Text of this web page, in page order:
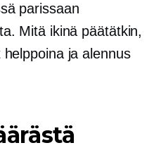
parissaan
Mitä ikinä päätätkin,
ja alennus